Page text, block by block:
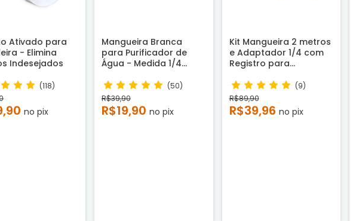
Ativado para
- Elimina
Indesejados
(118)
no pix
Mangueira Branca
para Purificador de
Água - Medida 1/4
Metros
(50)
R$39,90
R$19,90 no pix
Kit Mangueira 2 metros
e Adaptador 1/4 com
Registro para
Água
(9)
R$89,90
R$39,96 no pix